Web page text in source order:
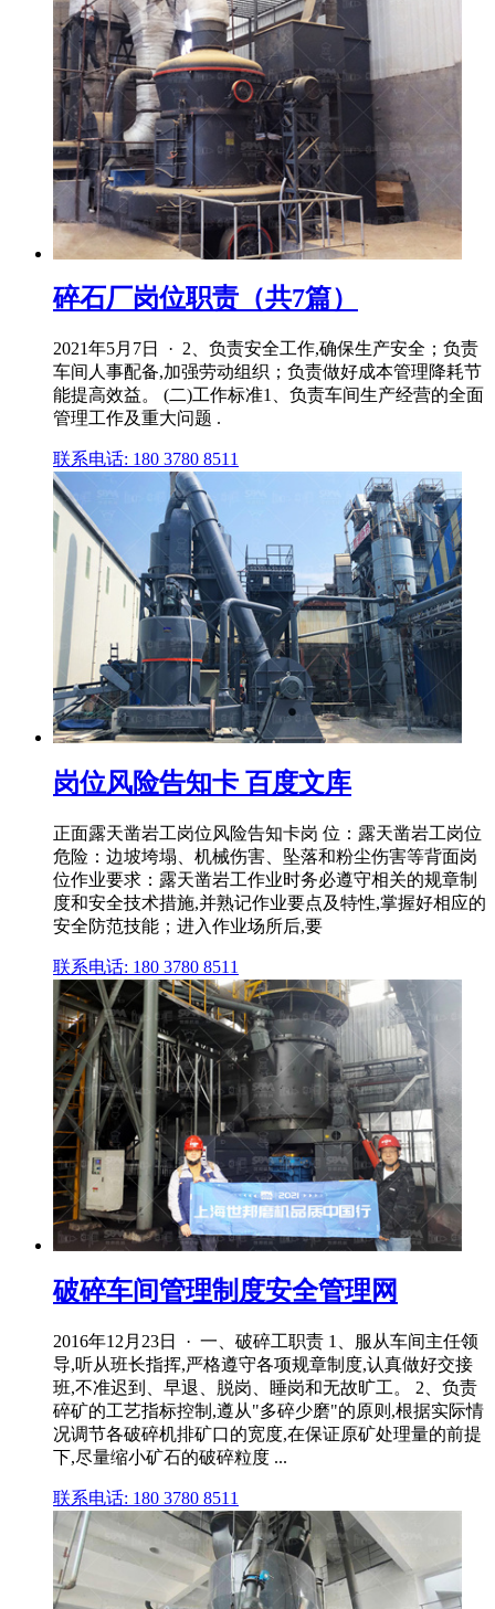
碎石厂岗位职责（共7篇）
2021年5月7日 · 2、负责安全工作,确保生产安全；负责
车间人事配备,加强劳动组织；负责做好成本管理降耗节
能提高效益。 (二)工作标准1、负责车间生产经营的全面
管理工作及重大问题 .
联系电话: 180 3780 8511
岗位风险告知卡 百度文库
正面露天凿岩工岗位风险告知卡岗 位：露天凿岩工岗位
危险：边坡垮塌、机械伤害、坠落和粉尘伤害等背面岗
位作业要求：露天凿岩工作业时务必遵守相关的规章制
度和安全技术措施,并熟记作业要点及特性,掌握好相应的
安全防范技能；进入作业场所后,要
联系电话: 180 3780 8511
破碎车间管理制度安全管理网
2016年12月23日 · 一、破碎工职责 1、服从车间主任领
导,听从班长指挥,严格遵守各项规章制度,认真做好交接
班,不准迟到、早退、脱岗、睡岗和无故旷工。 2、负责
碎矿的工艺指标控制,遵从"多碎少磨"的原则,根据实际情
况调节各破碎机排矿口的宽度,在保证原矿处理量的前提
下,尽量缩小矿石的破碎粒度 ...
联系电话: 180 3780 8511